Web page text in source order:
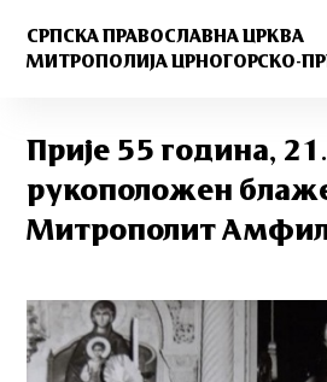
СРПСКА ПРАВОСЛАВНА ЦРКВА
МИТРОПОЛИЈА ЦРНОГОРСКО-
Прије 55 година, 21.
рукоположен
Митрополит